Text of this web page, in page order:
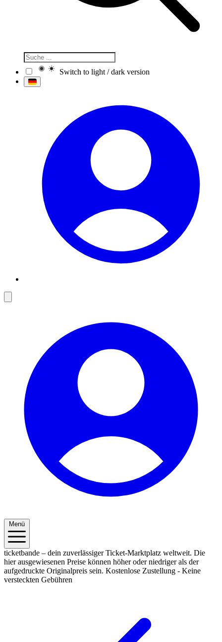
Switch to light / dark version
Menü
ticketbande – dein zuverlässiger Ticket-Marktplatz weltweit. Die
hier ausgewiesenen Preise können höher oder niedriger als der
aufgedruckte Originalpreis sein. Kostenlose Zustellung - Keine
versteckten Gebühren